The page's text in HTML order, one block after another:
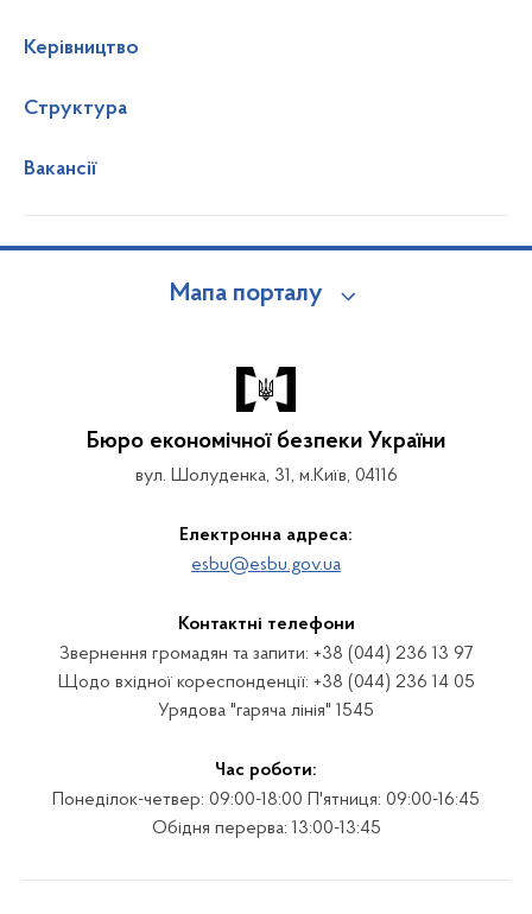
Керівництво
Структура
Вакансії
Мапа порталу
Бюро економічної безпеки України
вул. Шолуденка, 31, м.Київ, 04116
Електронна адреса:
esbu@esbu.gov.ua
Контактні телефони
Звернення громадян та запити: +38 (044) 236 13 97
Щодо вхідної кореспонденції: +38 (044) 236 14 05
Урядова "гаряча лінія" 1545
Час роботи:
Понеділок-четвер: 09:00-18:00 П'ятниця: 09:00-16:45
Обідня перерва: 13:00-13:45